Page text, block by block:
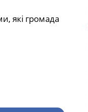
які громада